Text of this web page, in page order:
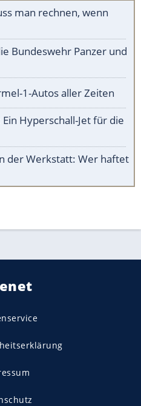
man rechnen, wenn
Bundeswehr Panzer und
1-Autos aller Zeiten
Hyperschall-Jet für die
der Werkstatt: Wer haftet